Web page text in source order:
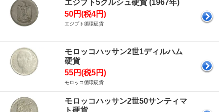
エジプト5クルシュ硬貨 (1967年)
50円(税4円)
エジプト循環硬貨
モロッコハッサン2世1ディルハム
硬貨
55円(税5円)
モロッコ循環硬貨
モロッコハッサン2世50サンティマ
ト硬貨